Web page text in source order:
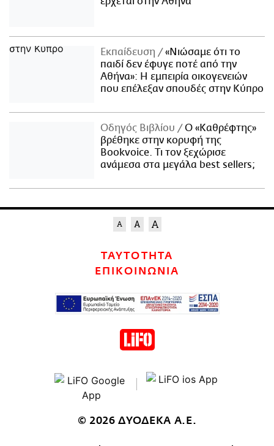
Εκπαίδευση
«Νιώσαμε ότι το
παιδί δεν έφυγε ποτέ από την
Αθήνα»: Η εμπειρία οικογενειών
που επέλεξαν σπουδές στην Κύπρο
Οδηγός Βιβλίου
Ο «Καθρέφτης»
βρέθηκε στην κορυφή της
Bookvoice. Τι τον ξεχώρισε
ανάμεσα στα μεγάλα best sellers;
ΤΑΥΤΟΤΗΤΑ
ΕΠΙΚΟΙΝΩΝΙΑ
© 2026 ΔΥΟΔΕΚΑ Α.Ε.